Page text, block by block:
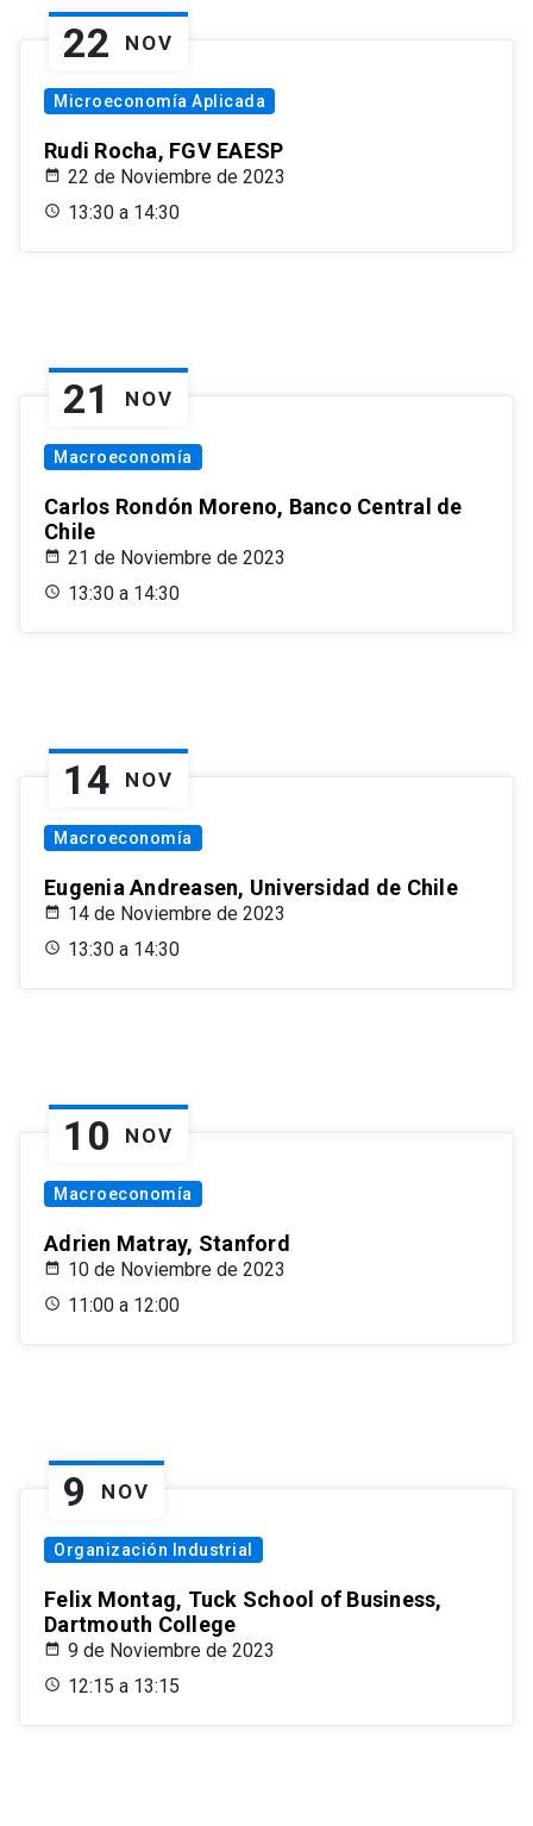
22 NOV
Microeconomía Aplicada
Rudi Rocha, FGV EAESP
22 de Noviembre de 2023
13:30 a 14:30
21 NOV
Macroeconomía
Carlos Rondón Moreno, Banco Central de
Chile
21 de Noviembre de 2023
13:30 a 14:30
14 NOV
Macroeconomía
Eugenia Andreasen, Universidad de Chile
14 de Noviembre de 2023
13:30 a 14:30
10 NOV
Macroeconomía
Adrien Matray, Stanford
10 de Noviembre de 2023
11:00 a 12:00
9 NOV
Organización Industrial
Felix Montag, Tuck School of Business,
Dartmouth College
9 de Noviembre de 2023
12:15 a 13:15